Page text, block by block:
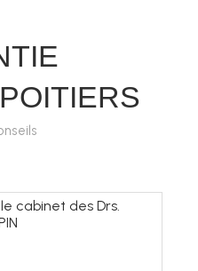
cabinet des Drs.